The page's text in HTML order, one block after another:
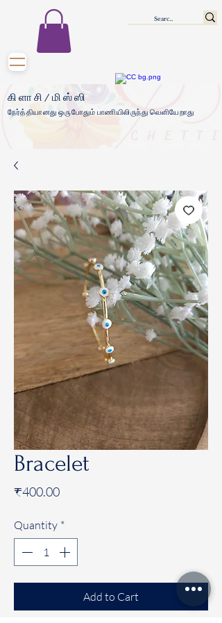
கிளாசி/மிஸ்ஸி
நேர்த்தியானது ஒருபோதும் பாணியிலிருந்து வெளியேறாது
Bracelet
₹400.00Price
Quantity *
Add to Cart